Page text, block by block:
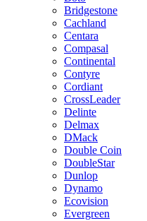
Bridgestone
Cachland
Centara
Compasal
Continental
Contyre
Cordiant
CrossLeader
Delinte
Delmax
DMack
Double Coin
DoubleStar
Dunlop
Dynamo
Ecovision
Evergreen